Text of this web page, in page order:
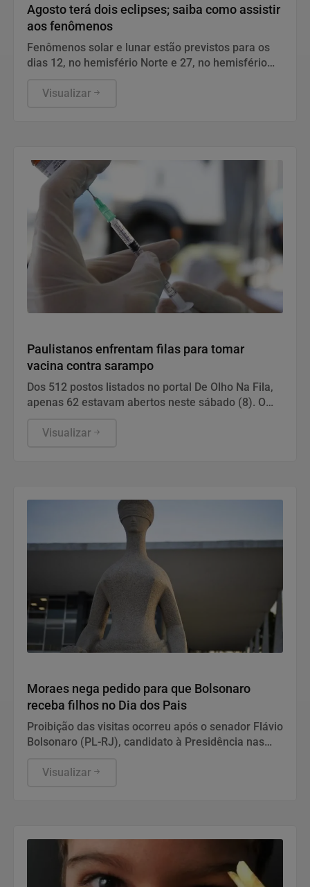
Agosto terá dois eclipses; saiba como assistir
aos fenômenos
Fenômenos solar e lunar estão previstos para os
dias 12, no hemisfério Norte e 27, no hemisfério
Visualizar
Paulistanos enfrentam filas para tomar
vacina contra sarampo
Dos 512 postos listados no portal De Olho Na Fila,
apenas 62 estavam abertos neste sábado (8). O
segunda a sexta-feira.
Visualizar
Moraes nega pedido para que Bolsonaro
receba filhos no Dia dos Pais
Proibição das visitas ocorreu após o senador Flávio
Bolsonaro (PL-RJ), candidato à Presidência nas
uma carta manuscrita assinada pelo pai.
Visualizar